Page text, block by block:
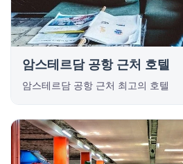
암스테르담 공항 근처 호텔
암스테르담 공항 근처 최고의 호텔